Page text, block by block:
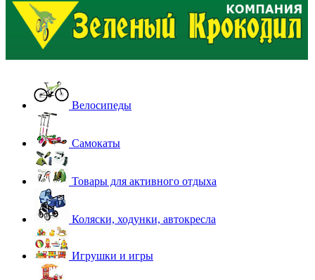
Велосипеды
Самокаты
Товары для активного отдыха
Коляски, ходунки, автокресла
Игрушки и игры